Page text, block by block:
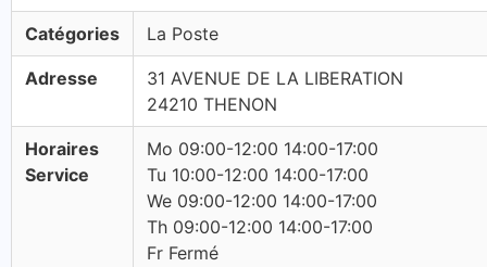
Catégories La Poste
Adresse
31 AVENUE DE LA LIBERATION
24210 THENON
Horaires
Service
Mo 09:00-12:00 14:00-17:00
Tu 10:00-12:00 14:00-17:00
We 09:00-12:00 14:00-17:00
Th 09:00-12:00 14:00-17:00
Fr Fermé